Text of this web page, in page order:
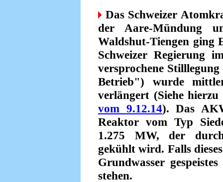
Das Schweizer
der Aare-Mündung
Waldshut-Tiengen ging
Schweizer Regierung
versprochene
Betrieb") wurde
verlängert (Siehe
vom 9.12.14). Das
Reaktor vom Typ
1.275 MW, der
gekühlt wird. Falls
Grundwasser
stehen.